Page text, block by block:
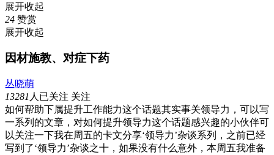
展开收起
24 赞赏
展开收起
因材施教、对症下药
丛晓萌
13281 人已关注 关注
如何帮助下属提升工作能力这个话题其实事关领导力，可以写
一系列的文章，对如何提升领导力这个话题感兴趣的小伙伴可
以关注一下我在周五的卡文分享‘领导力’杂谈系列，之前已经
写到了‘领导力’杂谈之十，如果没有什么意外，本周五我准备